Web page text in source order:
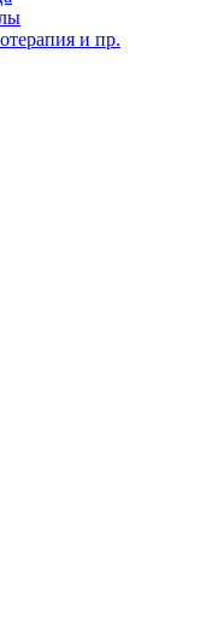
и пр.